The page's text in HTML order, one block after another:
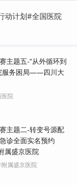
动计划#全国医院
主题五-“从外循环到
服务困局——四川大
医院
主题二-转变号源配
诊全面实名预约
盛京医院
属盛京医院